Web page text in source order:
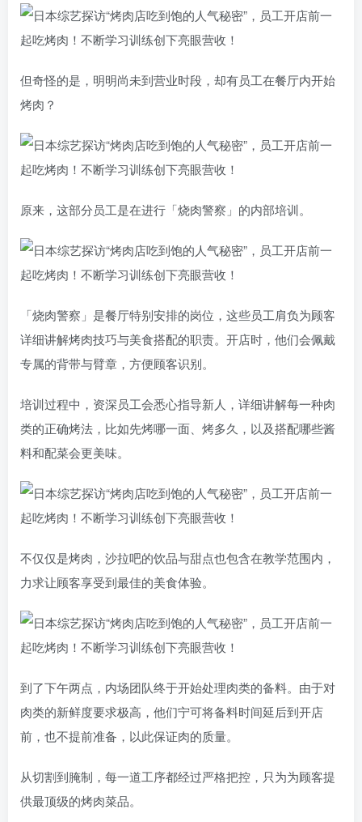
但奇怪的是，明明尚未到营业时段，却有员工在餐厅内开始
烤肉？
原来，这部分员工是在进行「烧肉警察」的内部培训。
「烧肉警察」是餐厅特别安排的岗位，这些员工肩负为顾客
详细讲解烤肉技巧与美食搭配的职责。开店时，他们会佩戴
专属的背带与臂章，方便顾客识别。
培训过程中，资深员工会悉心指导新人，详细讲解每一种肉
类的正确烤法，比如先烤哪一面、烤多久，以及搭配哪些酱
料和配菜会更美味。
不仅仅是烤肉，沙拉吧的饮品与甜点也包含在教学范围内，
力求让顾客享受到最佳的美食体验。
到了下午两点，内场团队终于开始处理肉类的备料。由于对
肉类的新鲜度要求极高，他们宁可将备料时间延后到开店
前，也不提前准备，以此保证肉的质量。
从切割到腌制，每一道工序都经过严格把控，只为为顾客提
供最顶级的烤肉菜品。